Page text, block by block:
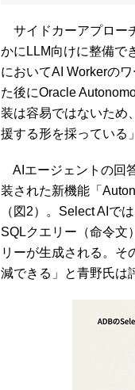
サイドカーアプロー
かにLLM向けに整備で
においてAI Workerの
た後にOracle
装は容易ではないため
援する形を採っている
AIエージェントの回
装された新機能「
（図2）。Select AIで
SQLクエリー（命令文
リーが生成される。そ
減できる」と青野氏は